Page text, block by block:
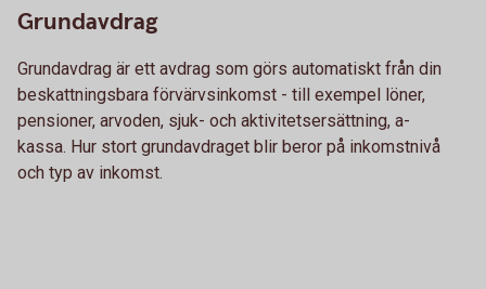
Grundavdrag
Grundavdrag är ett avdrag som görs automatiskt från din
beskattningsbara förvärvsinkomst - till exempel löner,
pensioner, arvoden, sjuk- och aktivitetsersättning, a-
kassa. Hur stort grundavdraget blir beror på inkomstnivå
och typ av inkomst.